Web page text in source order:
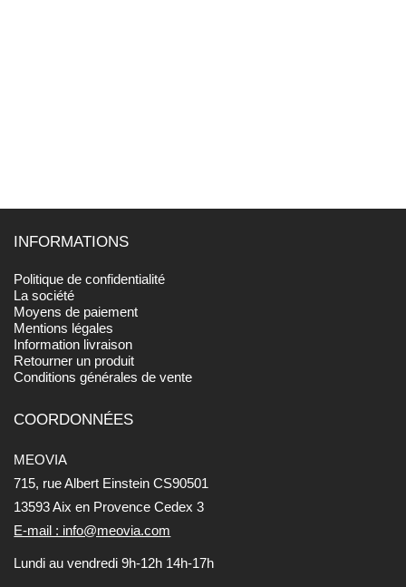
INFORMATIONS
Politique de confidentialité
La société
Moyens de paiement
Mentions légales
Information livraison
Retourner un produit
Conditions générales de vente
COORDONNÉES
MEOVIA
715, rue Albert Einstein CS90501
13593 Aix en Provence Cedex 3
E-mail : info@meovia.com
Lundi au vendredi 9h-12h 14h-17h